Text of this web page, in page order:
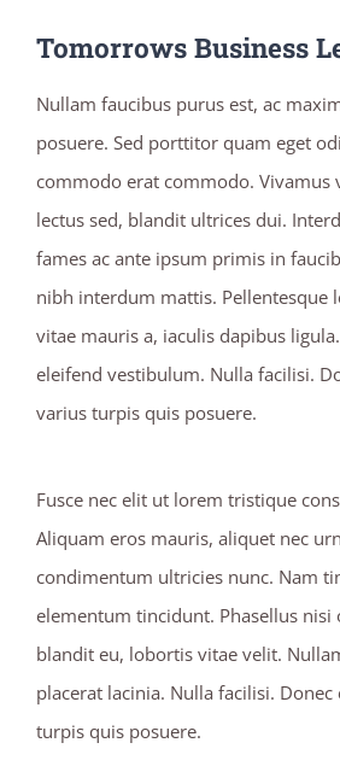
Tomorrows Business
Nullam faucibus purus est, ac
posuere. Sed porttitor quam eget
commodo erat commodo. Vivamus
lectus sed, blandit ultrices dui.
fames ac ante ipsum primis in
nibh interdum mattis. Pellentesque
vitae mauris a, iaculis dapibus
eleifend vestibulum. Nulla facilisi.
varius turpis quis posuere.
Fusce nec elit ut lorem tristique
Aliquam eros mauris, aliquet nec
condimentum ultricies nunc. Nam
elementum tincidunt. Phasellus nisi
blandit eu, lobortis vitae velit.
placerat lacinia. Nulla facilisi.
turpis quis posuere.